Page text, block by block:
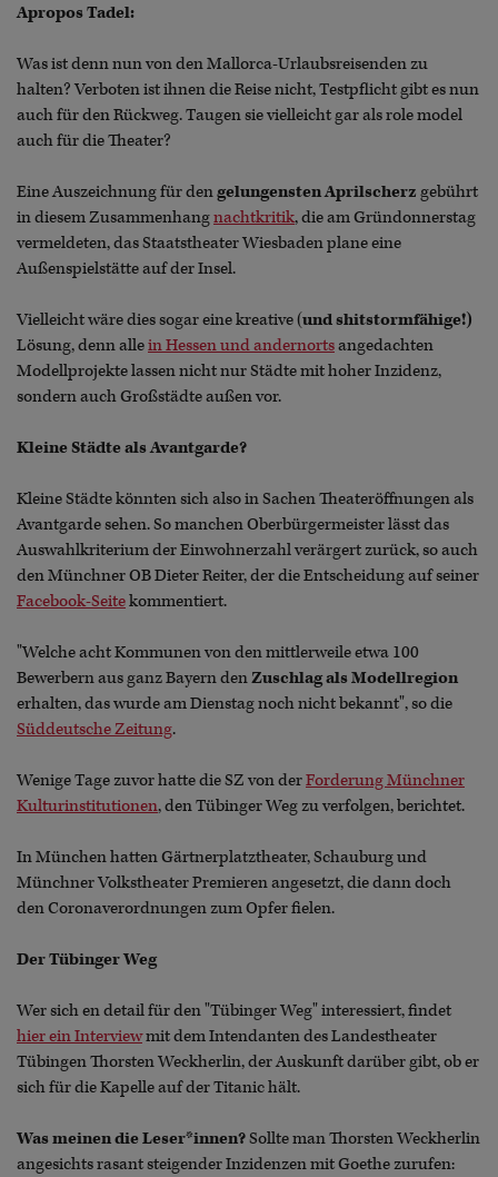
Apropos Tadel:
Was ist denn nun von den Mallorca-Urlaubsreisenden zu
halten? Verboten ist ihnen die Reise nicht, Testpflicht gibt es nun
auch für den Rückweg. Taugen sie vielleicht gar als role model
auch für die Theater?
Eine Auszeichnung für dengelungenstenAprilscherz gebührt
in diesem Zusammenhangnachtkritik, die am Gründonnerstag
vermeldeten, das Staatstheater Wiesbaden plane eine
Außenspielstätte auf der Insel.
Vielleicht wäre dies sogar eine kreative (undshitstormfähige!)
Lösung, denn allein Hessen und andernortsangedachten
Modellprojekte lassen nicht nur Städte mit hoher Inzidenz,
sondern auch Großstädte außen vor.
Kleine Städte als Avantgarde?
Kleine Städte könnten sich also in Sachen Theateröffnungen als
Avantgarde sehen. So manchen Oberbürgermeister lässt das
Auswahlkriterium der Einwohnerzahl verärgert zurück, so auch
den Münchner OB Dieter Reiter, der die Entscheidung auf seiner
Facebook-Seitekommentiert.
"Welche acht Kommunen von den mittlerweile etwa 100
Bewerbern aus ganz Bayern denZuschlag als Modellregion
erhalten, das wurde am Dienstag noch nicht bekannt", so die
Süddeutsche Zeitung.
Wenige Tage zuvor hatte die SZ von derForderung Münchner
Kulturinstitutionen, den Tübinger Weg zu verfolgen, berichtet.
In München hatten Gärtnerplatztheater, Schauburg und
Münchner Volkstheater Premieren angesetzt, die dann doch
den Coronaverordnungen zum Opfer fielen.
Der Tübinger Weg
Wer sich en detail für den "Tübinger Weg" interessiert, findet
hier ein Interviewmit dem Intendanten des Landestheater
Tübingen Thorsten Weckherlin, der Auskunft darüber gibt, ob er
sich für die Kapelle auf der Titanic hält.
Was meinen die Leser*innen?Sollte man Thorsten Weckherlin
angesichts rasant steigender Inzidenzen mit Goethe zurufen: